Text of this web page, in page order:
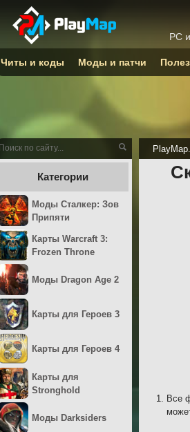
Все
Категории
Моды Сталкер: Зов
Припяти
Карты Warcraft 3:
Frozen Throne
Моды Dragon Age 2
Карты для Героев 3
Карты для Героев 4
Карты для
Stronghold
Моды Darksiders
PC
Читы и коды Моды и патчи